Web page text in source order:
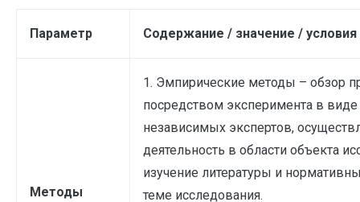
Параметр Содержание / значение /
Методы
1. Эмпирические методы – обзор
посредством эксперимента в виде
независимых экспертов,
деятельность в области объекта
изучение литературы и
теме исследования.